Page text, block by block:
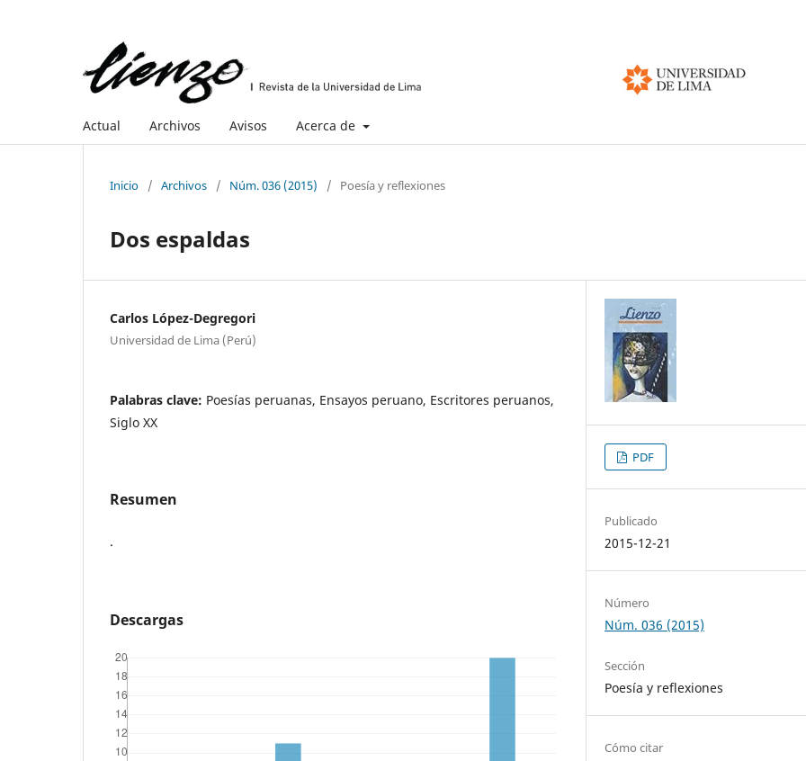
Actual Archivos Avisos Acerca de
Inicio / Archivos / Núm. 036 (2015) / Poesía y reflexiones
Dos espaldas
Carlos López-Degregori
Universidad de Lima (Perú)
Palabras clave: Poesías peruanas, Ensayos peruano, Escritores peruanos,
Siglo XX
Resumen
.
Descargas
PDF
Publicado
2015-12-21
Número
Núm. 036 (2015)
Sección
Poesía y reflexiones
Cómo citar